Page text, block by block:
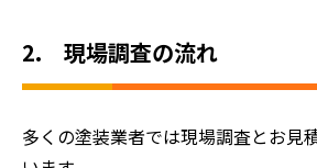
2. 現場調査の流れ
多くの塗装業者では現場調査とお見